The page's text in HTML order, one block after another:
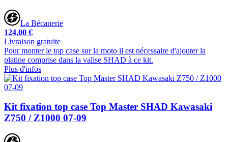
La Bécanerie
124,00 €
Livraison gratuite
Pour monter le top case sur la moto il est nécessaire d'ajouter la
platine comprise dans la valise SHAD à ce kit.
Plus d'infos
Kit fixation top case Top Master SHAD Kawasaki
Z750 / Z1000 07-09